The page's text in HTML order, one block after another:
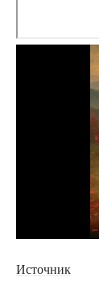
Источник